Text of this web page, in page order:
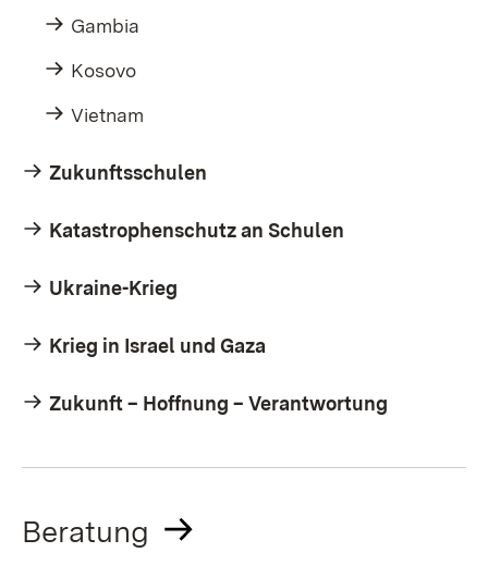
Gambia
Kosovo
Vietnam
Zukunftsschulen
Katastrophenschutz an Schulen
Ukraine-Krieg
Krieg in Israel und Gaza
Zukunft – Hoffnung – Verantwortung
Beratung